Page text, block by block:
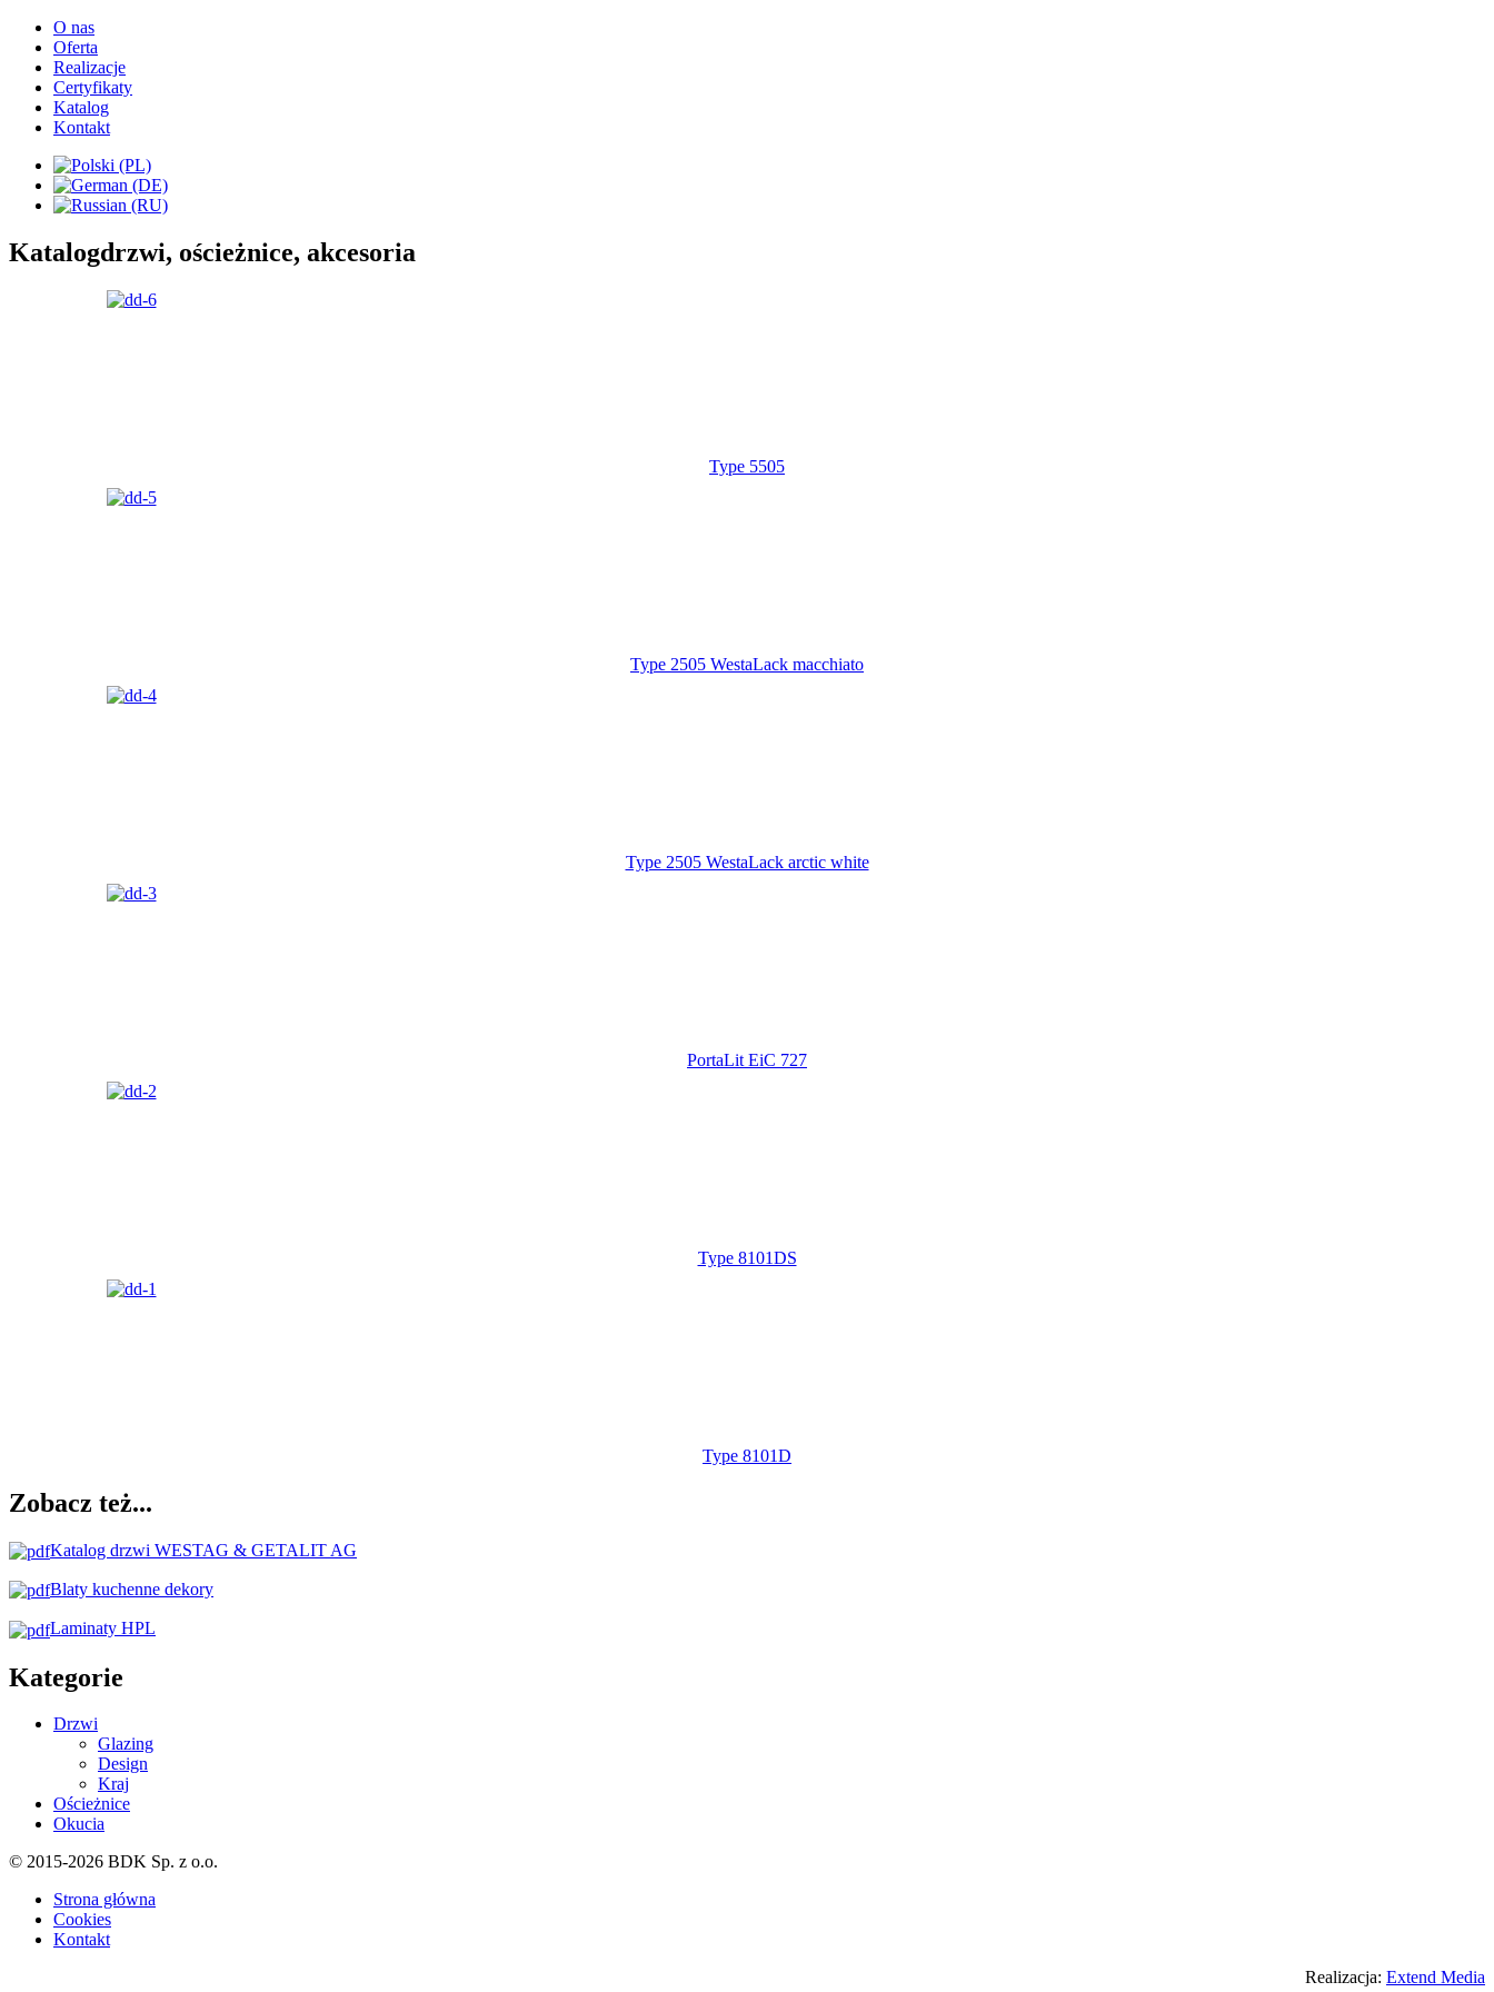
O nas
Oferta
Realizacje
Certyfikaty
Katalog
Kontakt
Katalogdrzwi, ościeżnice, akcesoria
Type 5505
Type 2505 WestaLack macchiato
Type 2505 WestaLack arctic white
PortaLit EiC 727
Type 8101DS
Type 8101D
Zobacz też...
Katalog drzwi WESTAG & GETALIT AG
Blaty kuchenne dekory
Laminaty HPL
Kategorie
Drzwi
Glazing
Design
Kraj
Ościeżnice
Okucia
© 2015-2026 BDK Sp. z o.o.
Strona główna
Cookies
Kontakt
Realizacja: Extend Media